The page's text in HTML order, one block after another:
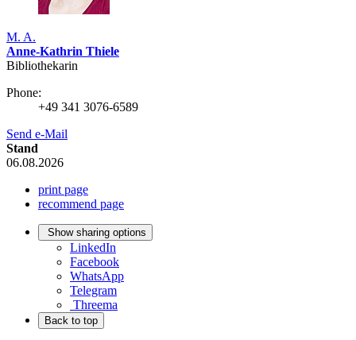
M. A.
Anne-Kathrin Thiele
Bibliothekarin
Phone:
+49 341 3076-6589
Send e-Mail
Stand
06.08.2026
print page
recommend page
Show sharing options
LinkedIn
Facebook
WhatsApp
Telegram
Threema
Back to top